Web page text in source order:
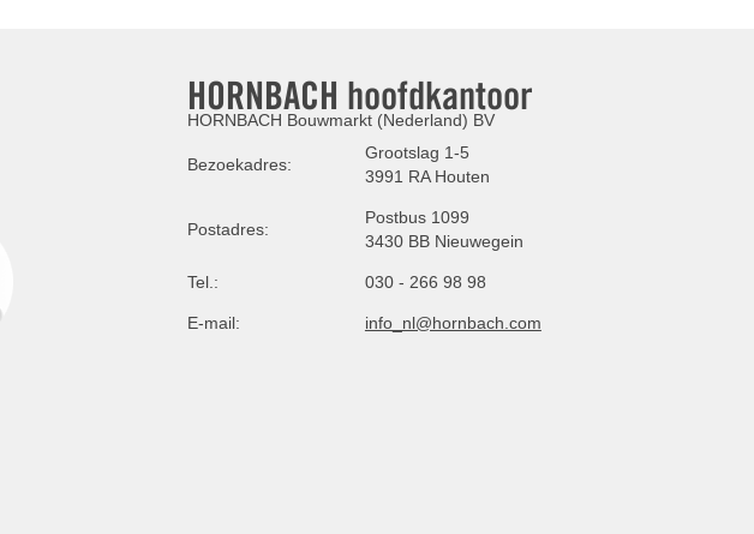
HORNBACH hoofdkantoor
HORNBACH Bouwmarkt (Nederland) BV
Bezoekadres:
Grootslag 1-5
3991 RA Houten
Postadres:
Postbus 1099
3430 BB Nieuwegein
Tel.: 030 - 266 98 98
E-mail: info_nl@hornbach.com